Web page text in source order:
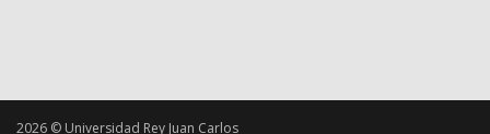
2026 © Universidad Rey Juan Carlos